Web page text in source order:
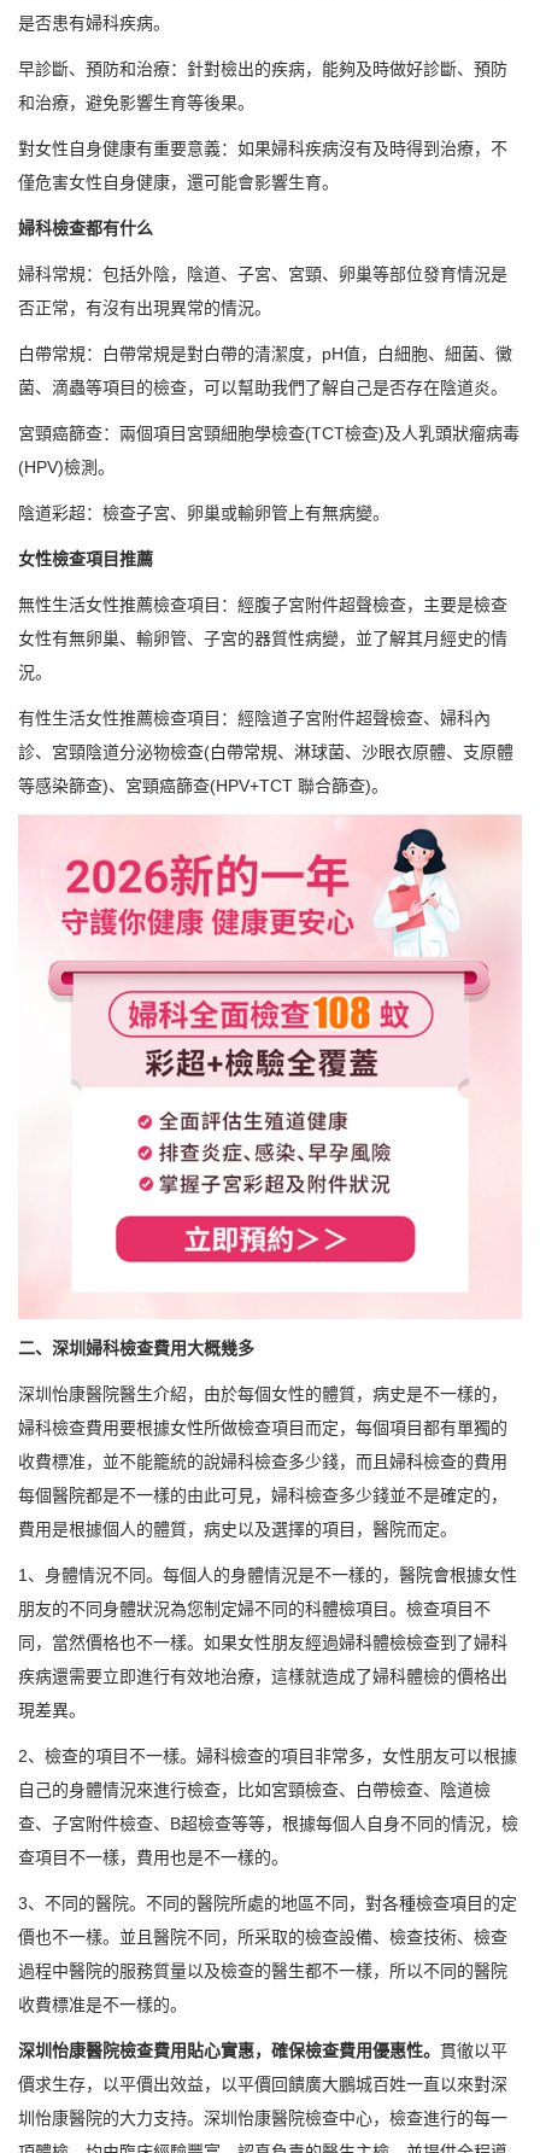
是否患有婦科疾病。
早診斷、預防和治療：針對檢出的疾病，能夠及時做好診斷、預防
和治療，避免影響生育等後果。
對女性自身健康有重要意義：如果婦科疾病沒有及時得到治療，不
僅危害女性自身健康，還可能會影響生育。
婦科檢查都有什么
婦科常規：包括外陰，陰道、子宮、宮頸、卵巢等部位發育情況是
否正常，有沒有出現異常的情況。
白帶常規：白帶常規是對白帶的清潔度，pH值，白細胞、細菌、黴
菌、滴蟲等項目的檢查，可以幫助我們了解自己是否存在陰道炎。
宮頸癌篩查：兩個項目宮頸細胞學檢查(TCT檢查)及人乳頭狀瘤病毒
(HPV)檢測。
陰道彩超：檢查子宮、卵巢或輸卵管上有無病變。
女性檢查項目推薦
無性生活女性推薦檢查項目：經腹子宮附件超聲檢查，主要是檢查
女性有無卵巢、輸卵管、子宮的器質性病變，並了解其月經史的情
況。
有性生活女性推薦檢查項目：經陰道子宮附件超聲檢查、婦科內
診、宮頸陰道分泌物檢查(白帶常規、淋球菌、沙眼衣原體、支原體
等感染篩查)、宮頸癌篩查(HPV+TCT 聯合篩查)。
二、深圳婦科檢查費用大概幾多
深圳怡康醫院醫生介紹，由於每個女性的體質，病史是不一樣的，
婦科檢查費用要根據女性所做檢查項目而定，每個項目都有單獨的
收費標准，並不能籠統的說婦科檢查多少錢，而且婦科檢查的費用
每個醫院都是不一樣的由此可見，婦科檢查多少錢並不是確定的，
費用是根據個人的體質，病史以及選擇的項目，醫院而定。
1、身體情況不同。每個人的身體情況是不一樣的，醫院會根據女性
朋友的不同身體狀況為您制定婦不同的科體檢項目。檢查項目不
同，當然價格也不一樣。如果女性朋友經過婦科體檢檢查到了婦科
疾病還需要立即進行有效地治療，這樣就造成了婦科體檢的價格出
現差異。
2、檢查的項目不一樣。婦科檢查的項目非常多，女性朋友可以根據
自己的身體情況來進行檢查，比如宮頸檢查、白帶檢查、陰道檢
查、子宮附件檢查、B超檢查等等，根據每個人自身不同的情況，檢
查項目不一樣，費用也是不一樣的。
3、不同的醫院。不同的醫院所處的地區不同，對各種檢查項目的定
價也不一樣。並且醫院不同，所采取的檢查設備、檢查技術、檢查
過程中醫院的服務質量以及檢查的醫生都不一樣，所以不同的醫院
收費標准是不一樣的。
深圳怡康醫院檢查費用貼心實惠，確保檢查費用優惠性。 貫徹以平
價求生存，以平價出效益，以平價回饋廣大鵬城百姓一直以來對深
圳怡康醫院的大力支持。深圳怡康醫院檢查中心，檢查進行的每一